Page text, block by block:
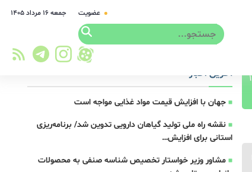
عضویت جمعه ۱۶ مرداد ۱۴۰۵
آخرین اخبار
جهان با افزایش قیمت مواد غذایی مواجه است
نقشه راه ملی تولید گیاهان دارویی تدوین شد/ برنامه‌ریزی
استانی برای افزایش…
مشاور وزیر خواستار تخصیص شناسه صنفی به محصولات